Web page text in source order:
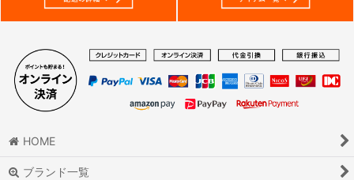
HOME
ブランド一覧